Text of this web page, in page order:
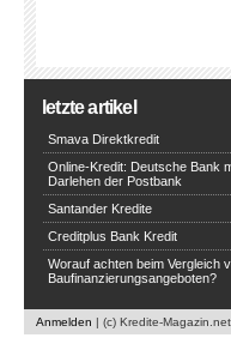
letzte artikel
Smava Direktkredit
Online-Kredit: Deutsche Bank
Darlehen der Postbank
Santander Kredite
Creditplus Bank Kredit
Worauf achten beim Vergleich
Baufinanzierungsangeboten?
Anmelden | (c) Kredite-